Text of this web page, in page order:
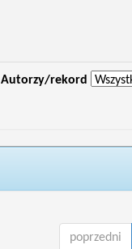
Autorzy/rekord
poprzedni